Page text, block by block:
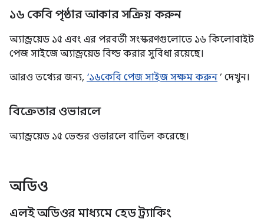
১৬ কেবি পৃষ্ঠার আকার সক্রিয় করুন
অ্যান্ড্রয়েড ১৫ এবং এর পরবর্তী সংস্করণগুলোতে ১৬ কিলোবাইট
পেজ সাইজে অ্যান্ড্রয়েড বিল্ড করার সুবিধা রয়েছে।
আরও তথ্যের জন্য, ‘১৬কেবি পেজ সাইজ সক্ষম করুন ’ দেখুন।
বিক্রেতার ওভারলে
অ্যান্ড্রয়েড ১৫ ভেন্ডর ওভারলে বাতিল করেছে।
অডিও
এলই অডিওর মাধ্যমে হেড ট্র্যাকিং